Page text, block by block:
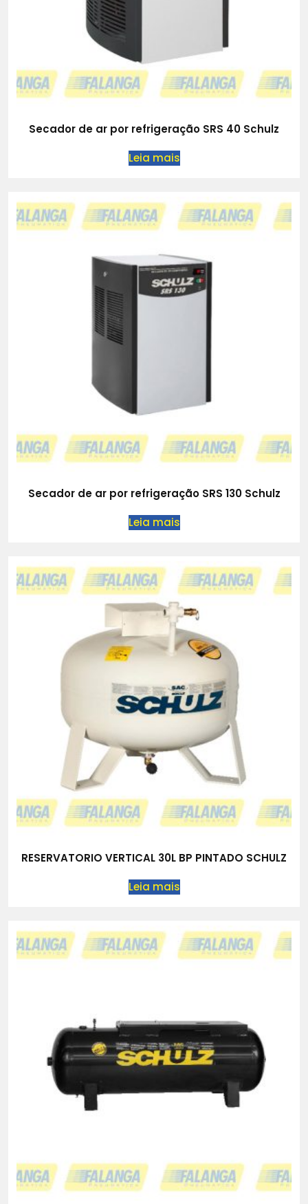
Secador de ar por refrigeração SRS 40 Schulz
Leia mais
Secador de ar por refrigeração SRS 130 Schulz
Leia mais
RESERVATORIO VERTICAL 30L BP PINTADO SCHULZ
Leia mais